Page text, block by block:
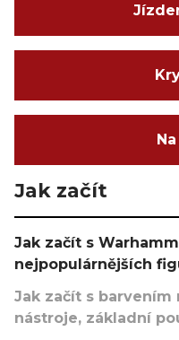
Jak začít
Jak začít s
nejpopulárnějších
Jak začít s barvením
nástroje, základní